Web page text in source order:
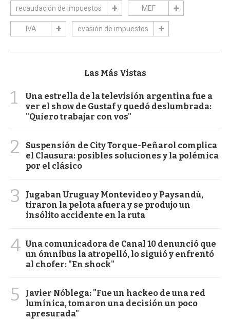
recaudación de impuestos MEF
IVA evasión de impuestos
Las Más Vistas
1
Una estrella de la televisión argentina fue a
ver el show de Gustaf y quedó deslumbrada:
"Quiero trabajar con vos"
2
Suspensión de City Torque-Peñarol complica
el Clausura: posibles soluciones y la polémica
por el clásico
3
Jugaban Uruguay Montevideo y Paysandú,
tiraron la pelota afuera y se produjo un
insólito accidente en la ruta
4 Una comunicadora de Canal 10 denunció que
un ómnibus la atropelló, lo siguió y enfrentó
al chofer: "En shock"
5
Javier Nóblega: "Fue un hackeo de una red
lumínica, tomaron una decisión un poco
apresurada"